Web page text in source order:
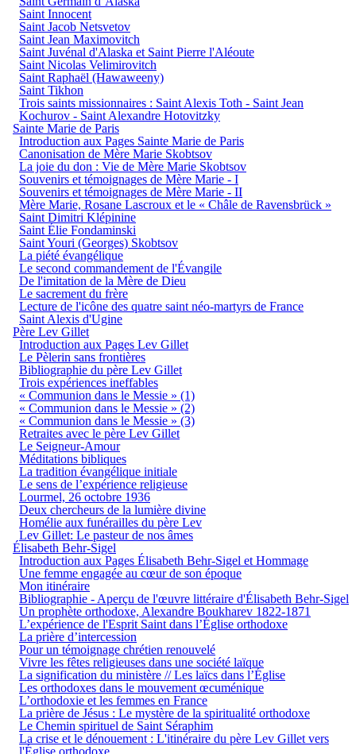
Saint Innocent
Saint Jacob Netsvetov
Saint Jean Maximovitch
Saint Juvénal d'Alaska et Saint Pierre l'Aléoute
Saint Nicolas Velimirovitch
Saint Raphaël (Hawaweeny)
Saint Tikhon
Trois saints missionnaires : Saint Alexis Toth - Saint Jean
Kochurov - Saint Alexandre Hotovitzky
Sainte Marie de Paris
Introduction aux Pages Sainte Marie de Paris
Canonisation de Mère Marie Skobtsov
La joie du don : Vie de Mère Marie Skobtsov
Souvenirs et témoignages de Mère Marie - I
Souvenirs et témoignages de Mère Marie - II
Mère Marie, Rosane Lascroux et le « Châle de Ravensbrück »
Saint Dimitri Klépinine
Saint Élie Fondaminski
Saint Youri (Georges) Skobtsov
La piété évangélique
Le second commandement de l'Évangile
De l'imitation de la Mère de Dieu
Le sacrement du frère
Lecture de l'icône des quatre saint néo-martyrs de France
Saint Alexis d'Ugine
Père Lev Gillet
Introduction aux Pages Lev Gillet
Le Pèlerin sans frontières
Bibliographie du père Lev Gillet
Trois expériences ineffables
« Communion dans le Messie » (1)
« Communion dans le Messie » (2)
« Communion dans le Messie » (3)
Retraites avec le père Lev Gillet
Le Seigneur-Amour
Méditations bibliques
La tradition évangélique initiale
Le sens de l’expérience religieuse
Lourmel, 26 octobre 1936
Deux chercheurs de la lumière divine
Homélie aux funérailles du père Lev
Lev Gillet: Le pasteur de nos âmes
Élisabeth Behr-Sigel
Introduction aux Pages Élisabeth Behr-Sigel et Hommage
Une femme engagée au cœur de son époque
Mon itinéraire
Bibliographie - Aperçu de l'œuvre littéraire d'Élisabeth Behr-Sigel
Un prophète orthodoxe, Alexandre Boukharev 1822-1871
L’expérience de l'Esprit Saint dans l’Église orthodoxe
La prière d’intercession
Pour un témoignage chrétien renouvelé
Vivre les fêtes religieuses dans une société laïque
La signification du ministère // Les laïcs dans l’Église
Les orthodoxes dans le mouvement œcuménique
L’orthodoxie et les femmes en France
La prière de Jésus : Le mystère de la spiritualité orthodoxe
Le Chemin spirituel de Saint Séraphim
La crise et le dénouement : L'itinéraire du père Lev Gillet vers
l'Église orthodoxe